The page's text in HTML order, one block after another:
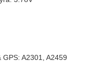
A2301, A2459